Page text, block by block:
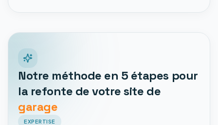
Notre méthode en 5 étapes pour
la refonte de votre site de
garage
EXPERTISE